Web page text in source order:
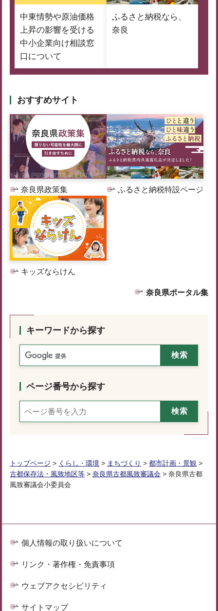
中東情勢や原油価格
上昇の影響を受ける
中小企業向け相談窓
口について
ふるさと納税なら、
奈良
おすすめサイト
奈良県政策集 ふるさと納税特設ページ
キッズならけん
奈良県ポータル集
キーワードから探す
ページ番号から探す
トップページ > くらし・環境 > まちづくり > 都市計画・景観 >
古都保存法・風致地区等 > 奈良県古都風致審議会 > 奈良県古都
風致審議会小委員会
個人情報の取り扱いについて
リンク・著作権・免責事項
ウェブアクセシビリティ
サイトマップ